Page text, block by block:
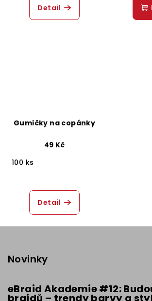
Detail
Gumičky na copánky
49 Kč
100 ks
Detail
Novinky
eBraid Akademie #12:
braidů – trendy barvy a